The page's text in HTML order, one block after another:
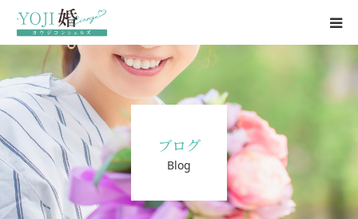
ブログ
Blog
結婚相談所
婚活パーティー
ブログ
婚活パーティー情報